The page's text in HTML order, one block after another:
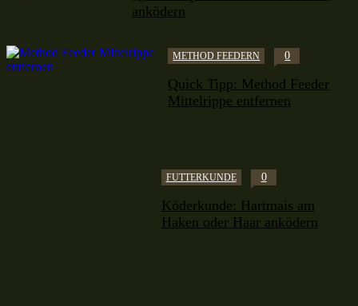
anködern
METHOD FEEDERN 0
Quick Tipp: Method Feeder
Mittelrippe entfernen
FUTTERKUNDE 0
Köderkunde: Hartmais am
Haken oder Haar anködern